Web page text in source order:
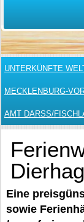
UNTERKÜNFTE
MECKLENBURG-
AMT DARSS/
Eine
sowie